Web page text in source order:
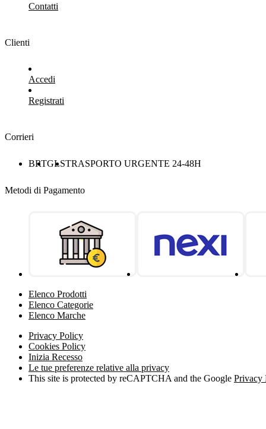
Contatti
Clienti
Accedi
Registrati
Corrieri
BRTGLSTRASPORTO URGENTE 24-48H
Metodi di Pagamento
Elenco Prodotti
Elenco Categorie
Elenco Marche
Privacy Policy
Cookies Policy
Inizia Recesso
Le tue preferenze relative alla privacy
This site is protected by reCAPTCHA and the Google Privacy